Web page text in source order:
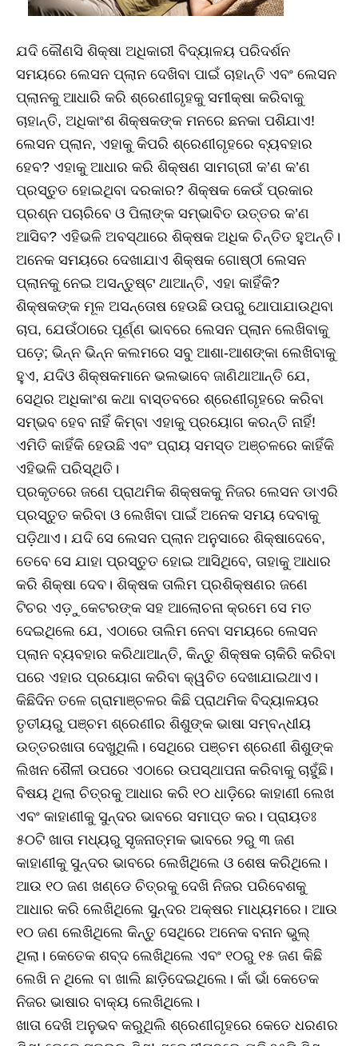
ଯଦି କୌଣସି ଶିକ୍ଷା ଅଧିକାରୀ ବିଦ୍ୟାଳୟ ପରିଦର୍ଶନ
ସମୟରେ ଲେସନ ପ୍ଲାନ ଦେଖିବା ପାଇଁ ଚାହାନ୍ତି ଏବଂ ଲେସନ
ପ୍ଲାନକୁ ଆଧାରି କରି ଶ୍ରେଣୀଗୃହକୁ ସମୀକ୍ଷା କରିବାକୁ
ଚାହାନ୍ତି, ଅଧିକାଂଶ ଶିକ୍ଷକଙ୍କ ମନରେ ଛନକା ପଶିଯାଏ!
ଲେସନ ପ୍ଲାନ, ଏହାକୁ କିପରି ଶ୍ରେଣୀଗୃହରେ ବ୍ୟବହାର
ହେବ? ଏହାକୁ ଆଧାର କରି ଶିକ୍ଷଣ ସାମଗ୍ରୀ କ’ଣ କ’ଣ
ପ୍ରସ୍ତୁତ ହୋଇଥିବା ଦରକାର? ଶିକ୍ଷକ କେଉଁ ପ୍ରକାର
ପ୍ରଶ୍ନ ପଚାରିବେ ଓ ପିଲାଙ୍କ ସମ୍ଭାବିତ ଉତ୍ତର କ’ଣ
ଆସିବ? ଏହିଭଳି ଅବସ୍ଥାରେ ଶିକ୍ଷକ ଅଧିକ ଚିନ୍ତିତ ହୁଅନ୍ତି।
ଅନେକ ସମୟରେ ଦେଖାଯାଏ ଶିକ୍ଷକ ଗୋଷ୍ଠୀ ଲେସନ
ପ୍ଲାନକୁ ନେଇ ଅସନ୍ତୁଷ୍ଟ ଥାଆନ୍ତି, ଏହା କାହିଁକି?
ଶିକ୍ଷକଙ୍କ ମୂଳ ଅସନ୍ତୋଷ ହେଉଛି ଉପରୁ ଥୋପାଯାଉଥିବା
ଚାପ, ଯେଉଁଠାରେ ପୂର୍ଣ୍ଣ ଭାବରେ ଲେସନ ପ୍ଲାନ ଲେଖିବାକୁ
ପଡ଼େ; ଭିନ୍ନ ଭିନ୍ନ କଲମରେ ସବୁ ଆଶା-ଆଶଙ୍କା ଲେଖିବାକୁ
ହୁଏ, ଯଦିଓ ଶିକ୍ଷକମାନେ ଭଲଭାବେ ଜାଣିଥାଆନ୍ତି ଯେ,
ସେଥିର ଅଧିକାଂଶ କଥା ବାସ୍ତବରେ ଶ୍ରେଣୀଗୃହରେ କରିବା
ସମ୍ଭବ ହେବ ନାହିଁ କିମ୍ବା ଏହାକୁ ପ୍ରୟୋଗ କରନ୍ତି ନାହିଁ!
ଏମିତି କାହିଁକି ହେଉଛି ଏବଂ ପ୍ରାୟ ସମସ୍ତ ଅଞ୍ଚଳରେ କାହିଁକି
ଏହିଭଳି ପରିସ୍ଥିତି।
ପ୍ରକୃତରେ ଜଣେ ପ୍ରାଥମିକ ଶିକ୍ଷକକୁ ନିଜର ଲେସନ ଡାଏରି
ପ୍ରସ୍ତୁତ କରିବା ଓ ଲେଖିବା ପାଇଁ ଅନେକ ସମୟ ଦେବାକୁ
ପଡ଼ିଥାଏ। ଯଦି ସେ ଲେସନ ପ୍ଲାନ ଅନୁସାରେ ଶିକ୍ଷାଦେବେ,
ତେବେ ସେ ଯାହା ପ୍ରସ୍ତୁତ ହୋଇ ଆସିଥିବେ, ତାହାକୁ ଆଧାର
କରି ଶିକ୍ଷା ଦେବ। ଶିକ୍ଷକ ତାଲିମ ପ୍ରଶିକ୍ଷଣର ଜଣେ
ଟିଚର ଏଡ଼ୁକେଟରଙ୍କ ସହ ଆଲୋଚନା କ୍ରମେ ସେ ମତ
ଦେଇଥିଲେ ଯେ, ଏଠାରେ ତାଲିମ ନେବା ସମୟରେ ଲେସନ
ପ୍ଲାନ ବ୍ୟବହାର କରିଥାଆନ୍ତି, କିନ୍ତୁ ଶିକ୍ଷକ ଚାକିରି କରିବା
ପରେ ଏହାର ପ୍ରୟୋଗ କରିବା କ୍ୱଚିତ ଦେଖାଯାଇଥାଏ।
କିଛିଦିନ ତଳେ ଗ୍ରାମାଞ୍ଚଳର କିଛି ପ୍ରାଥମିକ ବିଦ୍ୟାଳୟର
ତୃତୀୟରୁ ପଞ୍ଚମ ଶ୍ରେଣୀର ଶିଶୁଙ୍କ ଭାଷା ସମ୍ବନ୍ଧୀୟ
ଉତ୍ତରଖାତା ଦେଖୁଥିଲି। ସେଥିରେ ପଞ୍ଚମ ଶ୍ରେଣୀ ଶିଶୁଙ୍କ
ଲିଖନ ଶୈଳୀ ଉପରେ ଏଠାରେ ଉପସ୍ଥାପନା କରିବାକୁ ଚାହୁଁଛି।
ବିଷୟ ଥିଲା ଚିତ୍ରକୁ ଆଧାର କରି ୧୦ ଧାଡ଼ିରେ କାହାଣୀ ଲେଖ
ଏବଂ କାହାଣୀକୁ ସୁନ୍ଦର ଭାବରେ ସମାପ୍ତ କର। ପ୍ରାୟତଃ
୫୦ଟି ଖାତା ମଧ୍ୟରୁ ସୃଜନାତ୍ମକ ଭାବରେ ୨ରୁ ୩ ଜଣ
କାହାଣୀକୁ ସୁନ୍ଦର ଭାବରେ ଲେଖିଥିଲେ ଓ ଶେଷ କରିଥିଲେ।
ଆଉ ୧୦ ଜଣ ଖଣ୍ଡେ ଚିତ୍ରକୁ ଦେଖି ନିଜର ପରିବେଶକୁ
ଆଧାର କରି ଲେଖିଥିଲେ ସୁନ୍ଦର ଅକ୍ଷର ମାଧ୍ୟମରେ। ଆଉ
୧୦ ଜଣ ଲେଖିଥିଲେ କିନ୍ତୁ ସେଥିରେ ଅନେକ ବନାନ ଭୁଲ୍‌
ଥିଲା। କେତେକ ଶବ୍ଦ ଲେଖିଥିଲେ ଏବଂ ୧୦ରୁ ୧୫ ଜଣ କିଛି
ଲେଖି ନ ଥିଲେ ବା ଖାଲି ଛାଡ଼ିଦେଇଥିଲେ। କାଁ ଭାଁ କେତେକ
ନିଜର ଭାଷାର ବାକ୍ୟ ଲେଖିଥିଲେ।
ଖାତା ଦେଖି ଅନୁଭବ କରୁଥିଲି ଶ୍ରେଣୀଗୃହରେ କେତେ ଧରଣର